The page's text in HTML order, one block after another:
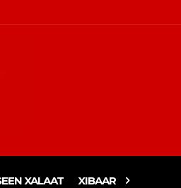
XALAAT XIBAAR